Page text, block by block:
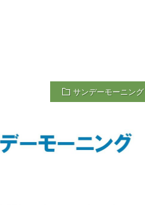
サンデーモーニング